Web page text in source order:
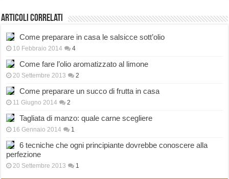
Articoli correlati
Come preparare in casa le salsicce sott’olio
10 Febbraio 2014 4
Come fare l’olio aromatizzato al limone
20 Settembre 2013 2
Come preparare un succo di frutta in casa
11 Giugno 2014 2
Tagliata di manzo: quale carne scegliere
16 Gennaio 2014 1
6 tecniche che ogni principiante dovrebbe conoscere alla
perfezione
20 Settembre 2013 1